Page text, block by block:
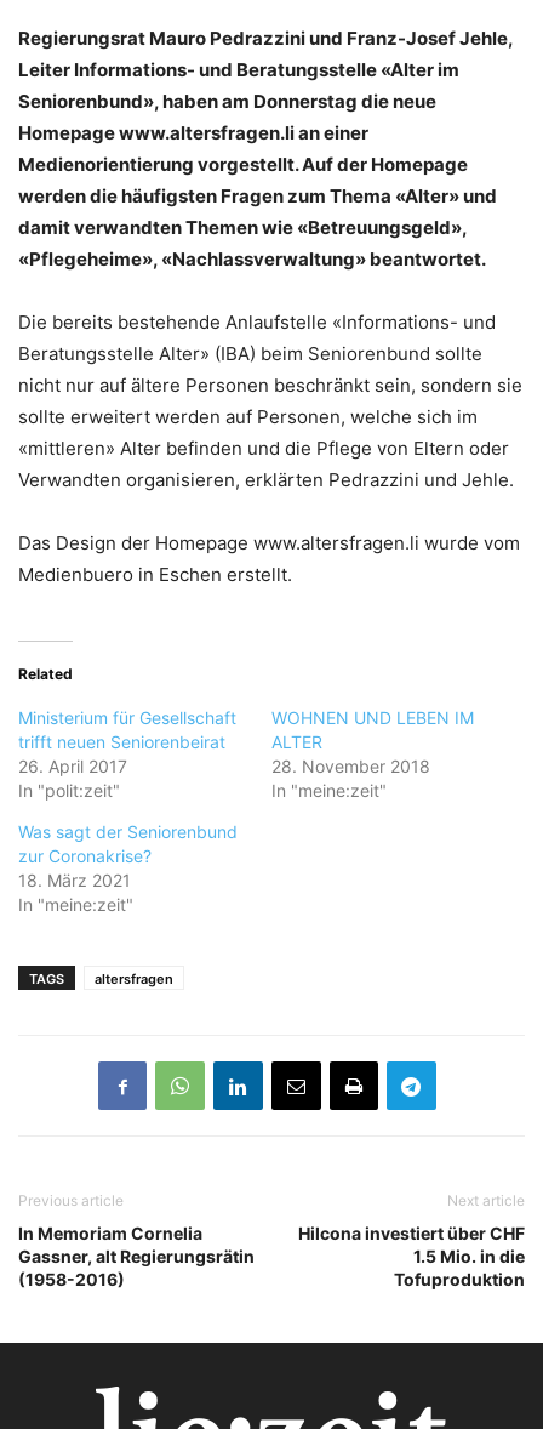
Regierungsrat Mauro Pedrazzini und Franz-Josef Jehle,
Leiter Informations- und Beratungsstelle «Alter im
Seniorenbund», haben am Donnerstag die neue
Homepage www.altersfragen.li an einer
Medienorientierung vorgestellt. Auf der Homepage
werden die häufigsten Fragen zum Thema «Alter» und
damit verwandten Themen wie «Betreuungsgeld»,
«Pflegeheime», «Nachlassverwaltung» beantwortet.
Die bereits bestehende Anlaufstelle «Informations- und
Beratungsstelle Alter» (IBA) beim Seniorenbund sollte
nicht nur auf ältere Personen beschränkt sein, sondern sie
sollte erweitert werden auf Personen, welche sich im
«mittleren» Alter befinden und die Pflege von Eltern oder
Verwandten organisieren, erklärten Pedrazzini und Jehle.
Das Design der Homepage www.altersfragen.li wurde vom
Medienbuero in Eschen erstellt.
Related
Ministerium für Gesellschaft
trifft neuen Seniorenbeirat
26. April 2017
In "polit:zeit"
WOHNEN UND LEBEN IM
ALTER
28. November 2018
In "meine:zeit"
Was sagt der Seniorenbund
zur Coronakrise?
18. März 2021
In "meine:zeit"
TAGS altersfragen
Previous article
In Memoriam Cornelia
Gassner, alt Regierungsrätin
(1958-2016)
Next article
Hilcona investiert über CHF
1.5 Mio. in die
Tofuproduktion